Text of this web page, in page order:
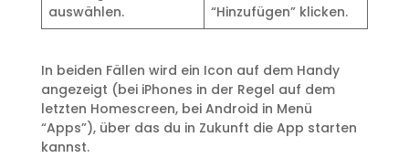
auswählen.
“Hinzufügen” klicken.
In beiden Fällen wird ein Icon auf dem Handy
angezeigt (bei iPhones in der Regel auf dem
letzten Homescreen, bei Android in Menü
“Apps”), über das du in Zukunft die App starten
kannst.